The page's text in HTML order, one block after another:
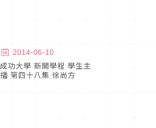
2014-06-10
成功大學 新聞學程 學生主
播 第四十八集 徐尚方